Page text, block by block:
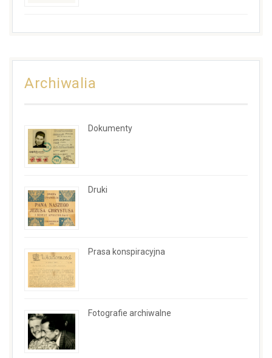
Archiwalia
Dokumenty
Druki
Prasa konspiracyjna
Fotografie archiwalne